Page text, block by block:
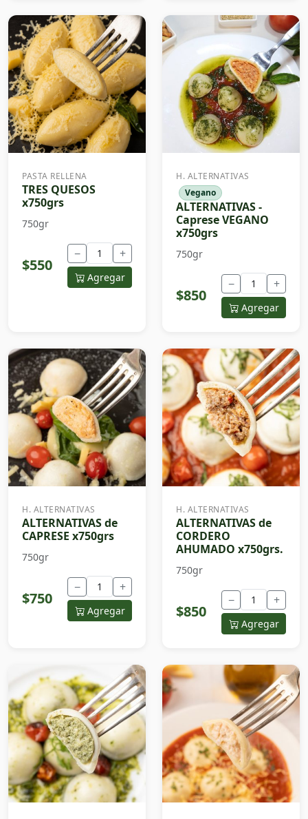
PASTA RELLENA
TRES QUESOS
x750grs
750gr
$550
− +
Agregar
H. ALTERNATIVAS
Vegano
ALTERNATIVAS -
Caprese VEGANO
x750grs
750gr
$850
− +
Agregar
H. ALTERNATIVAS
ALTERNATIVAS de
CAPRESE x750grs
750gr
$750
− +
Agregar
H. ALTERNATIVAS
ALTERNATIVAS de
CORDERO
AHUMADO x750grs.
750gr
$850
− +
Agregar